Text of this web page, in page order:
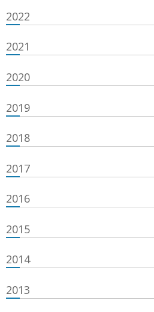
2022
2021
2020
2019
2018
2017
2016
2015
2014
2013